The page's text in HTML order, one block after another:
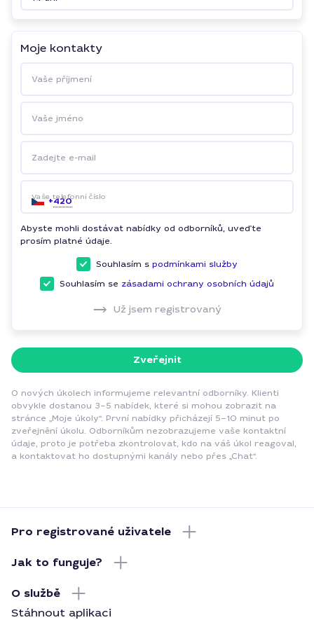
Moje kontakty
Vaše příjmení
Vaše jméno
Zadejte e-mail
Vaše telefonní číslo
+420
Abyste mohli dostávat nabídky od odborníků, uveďte
prosím platné údaje.
Souhlasím s podmínkami služby
Souhlasím se zásadami ochrany osobních údajů
Už jsem registrovaný
Zveřejnit
O nových úkolech informujeme relevantní odborníky. Klienti
obvykle dostanou 3–5 nabídek, které si mohou zobrazit na
stránce „Moje úkoly“. První nabídky přicházejí 5–10 minut po
zveřejnění úkolu. Odborníkům nezobrazujeme vaše kontaktní
údaje, proto je potřeba zkontrolovat, kdo na váš úkol reagoval,
a kontaktovat ho dostupnými kanály nebo přes „Chat“.
Pro registrované uživatele
Jak to funguje?
O službě
Stáhnout aplikaci